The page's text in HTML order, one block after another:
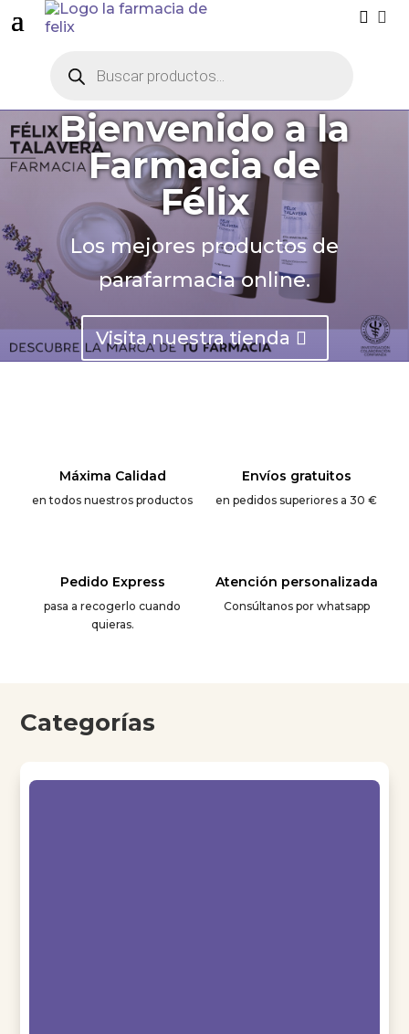
 
productos
Bienvenido a la
Farmacia de
Félix
Los mejores productos de
parafarmacia online.
Visita nuestra tienda
Máxima Calidad
en todos nuestros productos
Envíos gratuitos
en pedidos superiores a 30 €
Pedido Express
pasa a recogerlo cuando
quieras.
Atención personalizada
Consúltanos por whatsapp
Categorías